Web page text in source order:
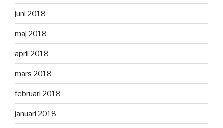
juni 2018
maj 2018
april 2018
mars 2018
februari 2018
januari 2018